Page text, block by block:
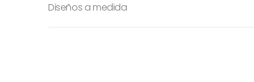
Diseños a medida